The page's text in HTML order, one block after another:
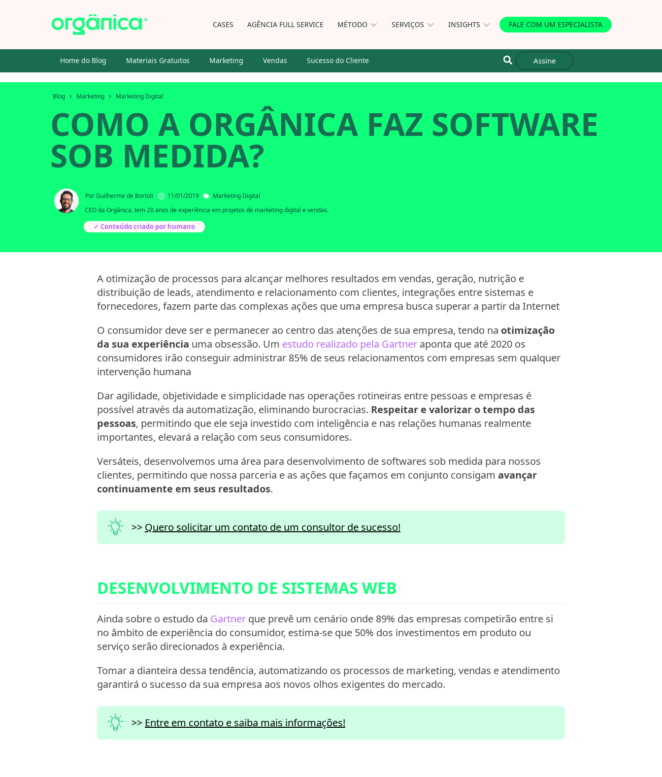
CASES AGÊNCIA FULL SERVICE MÉTODO SERVIÇOS INSIGHTS FALE COM UM ESPECIALISTA
Home do Blog Materiais Gratuitos Marketing Vendas Sucesso do Cliente Assine
Blog › Marketing › Marketing Digital
COMO A ORGÂNICA FAZ SOFTWARE
SOB MEDIDA?
PorGuilherme de Bortoli 11/01/2019
Marketing Digital
CEO da Orgânica, tem 20 anos de experiência em projetos de marketing digital e vendas.
✓ Conteúdo criado por humano
A otimização de processos para alcançar melhores resultados em vendas, geração, nutrição e
distribuição de leads, atendimento e relacionamento com clientes, integrações entre sistemas e
fornecedores, fazem parte das complexas ações que uma empresa busca superar a partir da Internet
O consumidor deve ser e permanecer ao centro das atenções de sua empresa, tendo na otimização
da sua experiência uma obsessão. Um estudo realizado pela Gartner aponta que até 2020 os
consumidores irão conseguir administrar 85% de seus relacionamentos com empresas sem qualquer
intervenção humana
Dar agilidade, objetividade e simplicidade nas operações rotineiras entre pessoas e empresas é
possível através da automatização, eliminando burocracias. Respeitar e valorizar o tempo das
pessoas, permitindo que ele seja investido com inteligência e nas relações humanas realmente
importantes, elevará a relação com seus consumidores.
Versáteis, desenvolvemos uma área para desenvolvimento de softwares sob medida para nossos
clientes, permitindo que nossa parceria e as ações que façamos em conjunto consigam avançar
continuamente em seus resultados.
>> Quero solicitar um contato de um consultor de sucesso!
DESENVOLVIMENTO DE SISTEMAS WEB
Ainda sobre o estudo da Gartner que prevê um cenário onde 89% das empresas competirão entre si
no âmbito de experiência do consumidor, estima-se que 50% dos investimentos em produto ou
serviço serão direcionados à experiência.
Tomar a dianteira dessa tendência, automatizando os processos de marketing, vendas e atendimento
garantirá o sucesso da sua empresa aos novos olhos exigentes do mercado.
>> Entre em contato e saiba mais informações!